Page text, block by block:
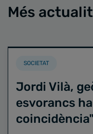
Més
SOCIETAT
Jordi Vilà,
esvorancs
coincidència"